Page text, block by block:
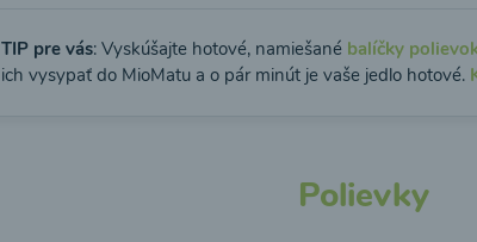
TIP pre vás: Vyskúšajte hotové, namiešané balíčky
ich vysypať do MioMatu a o pár minút je vaše jedlo hotové.
Polievky